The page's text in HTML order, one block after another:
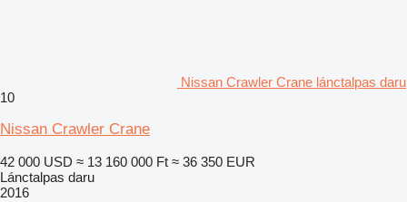
Nissan Crawler Crane lánctalpas daru
10
Nissan Crawler Crane
42 000 USD ≈ 13 160 000 Ft ≈ 36 350 EUR
Lánctalpas daru
2016